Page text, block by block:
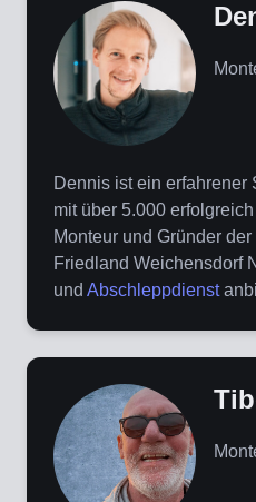
Dennis ist ein
mit über 5.000
Monteur und Gründer
Friedland Weichensdorf
und Abschleppdienst